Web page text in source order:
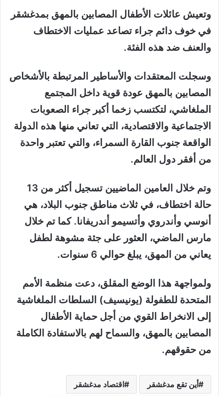
وتعيش عائلات الأطفال المصابين بالمهق بمدغشقر
في خوف دائم جراء تصاعد عمليات الاختطاف
والعنف ضد هذه الفئة.
وسجلت المعتقدات والأساطير المرتبطة بالأشخاص
المصابين بالمهق عودة قوية داخل المجتمع
الملغاشي، لتكتسب زخما أكبر جراء الصعوبات
الاجتماعية والاقتصادية، التي تعاني منها هذه الدولة
الواقعة جنوب القارة السمراء، والتي تعتبر واحدة
من أفقر دول العالم.
وتم خلال العامين الماضيين تسجيل أكثر من 13
حالة اختطاف، في ثلاث مناطق جنوب البلاد، هي
أنوسي وأندروي وأتسيمو أندريفانا. كما تم خلال
مارس الماضي، العثور على جثة مشوهة لطفل
يعاني من المهق، يبلغ حوالي 6 سنوات.
ولمواجهة هذا الوضع المقلق، دعت منظمة الأمم
المتحدة للطفولة (يونيسيف) السلطات الملغاشية
إلى الانخراط القوي من أجل حماية الأطفال
المصابين بالمهق، والسماح لهم بالاستفادة الكاملة
من حقوقهم.
أين تقع مدغشقر اقتصاد مدغشقر